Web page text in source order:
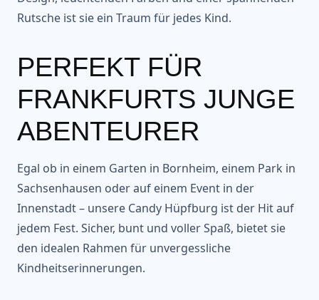
Rutsche ist sie ein Traum für jedes Kind.
PERFEKT FÜR
FRANKFURTS JUNGE
ABENTEURER
Egal ob in einem Garten in Bornheim, einem Park in
Sachsenhausen oder auf einem Event in der
Innenstadt – unsere Candy Hüpfburg ist der Hit auf
jedem Fest. Sicher, bunt und voller Spaß, bietet sie
den idealen Rahmen für unvergessliche
Kindheitserinnerungen.